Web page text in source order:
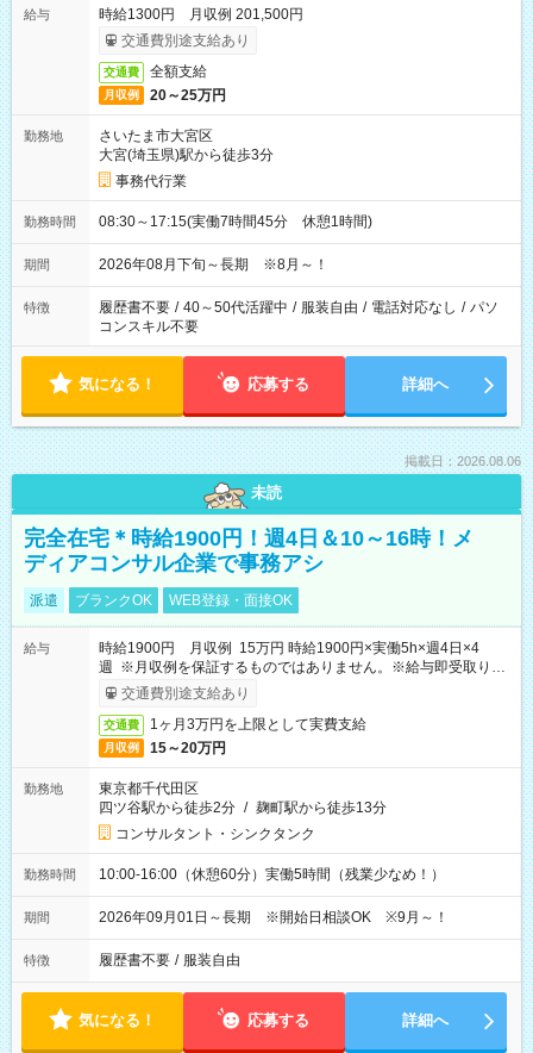
給与
時給1300円 月収例 201,500円
交通費別途支給あり
交通費 全額支給
月収例 20～25万円
勤務地
さいたま市大宮区
大宮(埼玉県)駅から徒歩3分
事務代行業
勤務時間 08:30～17:15(実働7時間45分 休憩1時間)
期間 2026年08月下旬～長期 ※8月～！
特徴 履歴書不要 / 40～50代活躍中 / 服装自由 / 電話対応なし / パソ
コンスキル不要
気になる！ 応募する 詳細へ
掲載日：2026.08.06
未読
完全在宅＊時給1900円！週4日＆10～16時！メ
ディアコンサル企業で事務アシ
派遣 ブランクOK WEB登録・面接OK
給与
時給1900円 月収例 15万円 時給1900円×実働5h×週4日×4
週 ※月収例を保証するものではありません。※給与即受取りサ
ービス利用可（利用条件有）
交通費別途支給あり
交通費 1ヶ月3万円を上限として実費支給
月収例 15～20万円
勤務地
東京都千代田区
四ツ谷駅から徒歩2分 / 麹町駅から徒歩13分
コンサルタント・シンクタンク
勤務時間 10:00-16:00（休憩60分）実働5時間（残業少なめ！）
期間 2026年09月01日～長期 ※開始日相談OK ※9月～！
特徴 履歴書不要 / 服装自由
気になる！ 応募する 詳細へ